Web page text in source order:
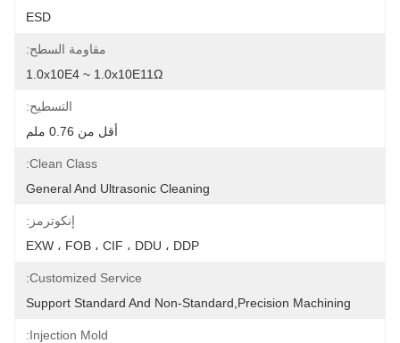
ESD
مقاومة السطح:
1.0x10E4 ~ 1.0x10E11Ω
التسطيح:
أقل من 0.76 ملم
Clean Class:
General And Ultrasonic Cleaning
إنكوترمز:
EXW ، FOB ، CIF ، DDU ، DDP
Customized Service:
Support Standard And Non-Standard,precision Machining
Injection Mold: